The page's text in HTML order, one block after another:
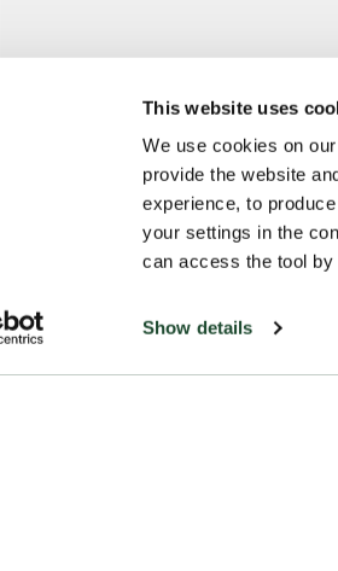
This website uses
We use cookies on
provide the website
experience, to
your settings in the
can access the tool
Show details